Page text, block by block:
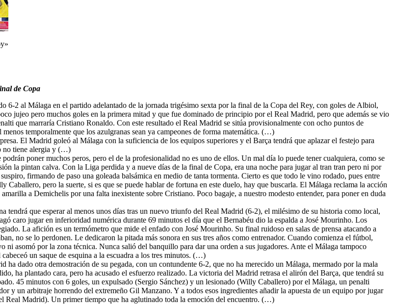
de Copa
6-2 al Málaga en el partido adelantado de la jornada trigésimo sexta por la final de la Copa del Rey, con goles de Albiol,
jujeo pero muchos goles en la primera mitad y que fue dominado de principio por el Real Madrid, pero que además se vio
que marraría Cristiano Ronaldo. Con este resultado el Real Madrid se sitúa provisionalmente con ocho puntos de
temporalmente que los azulgranas sean ya campeones de forma matemática. (…)
El Madrid goleó al Málaga con la suficiencia de los equipos superiores y el Barça tendrá que aplazar el festejo para
no tiene alergia y (…)
poner muchos peros, pero el de la profesionalidad no es uno de ellos. Un mal día lo puede tener cualquiera, como se
la pintan calva. Con la Liga perdida y a nueve días de la final de Copa, era una noche para jugar al tran tran pero ni por
firmando de paso una goleada balsámica en medio de tanta tormenta. Cierto es que todo le vino rodado, pues entre
pero la suerte, si es que se puede hablar de fortuna en este duelo, hay que buscarla. El Málaga reclama la acción
a Demichelis por una falta inexistente sobre Cristiano. Poco bagaje, a nuestro modesto entender, para poner en duda
tendrá que esperar al menos unos días tras un nuevo triunfo del Real Madrid (6-2), el milésimo de su historia como local,
caro jugar en inferioridad numérica durante 69 minutos el día que el Bernabéu dio la espalda a José Mourinho. Los
La afición es un termómetro que mide el enfado con José Mourinho. Su final ruidoso en salas de prensa atacando a
no se lo perdonen. Le dedicaron la pitada más sonora en sus tres años como entrenador. Cuando comienza el fútbol,
asomó por la zona técnica. Nunca salió del banquillo para dar una orden a sus jugadores. Ante el Málaga tampoco
un saque de esquina a la escuadra a los tres minutos. (…)
ha dado otra demostración de su pegada, con un contundente 6-2, que no ha merecido un Málaga, mermado por la mala
ha plantado cara, pero ha acusado el esfuerzo realizado. La victoria del Madrid retrasa el alirón del Barça, que tendrá su
45 minutos con 6 goles, un expulsado (Sergio Sánchez) y un lesionado (Willy Caballero) por el Málaga, un penalti
y un arbitraje horrendo del extremeño Gil Manzano. Y a todos esos ingredientes añadir la apuesta de un equipo por jugar
Real Madrid). Un primer tiempo que ha aglutinado toda la emoción del encuentro. (…)